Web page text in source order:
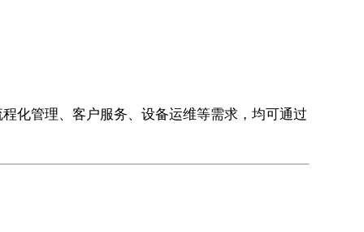
化管理、客户服务、设备运维等需求，均可通过